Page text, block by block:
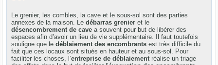
Le grenier, les combles, la cave et le sous-sol sont des parties
annexes de la maison. Ledébarras grenier et le
désencombrement de cave a souvent pour but de libérer des
espaces afin d’avoir un lieu de vie supplémentaire. Il faut toutefois
souligne que ledéblaiement des encombrants est très difficile du
fait que ces locaux sont situés en hauteur et au sous-sol. Pour
faciliter les choses, l’entreprise de déblaiement réalise un triage